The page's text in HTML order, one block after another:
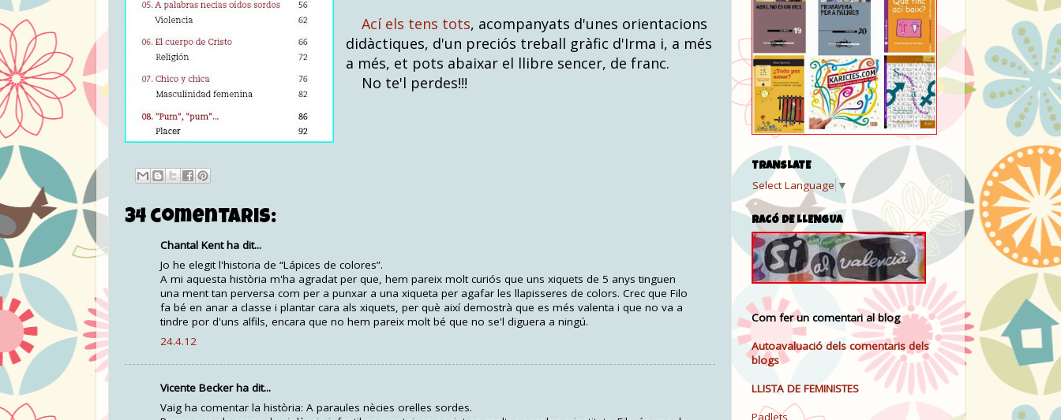
Ací els tens tots, acompanyats d'unes orientacions
didàctiques, d'un preciós treball gràfic d'Irma i, a més
a més, et pots abaixar el llibre sencer, de franc.
No te'l perdes!!!
34 comentaris:
Chantal Kent ha dit...
Jo he elegit l'historia de “Lápices de colores”.
A mi aquesta història m'ha agradat per que, hem pareix molt curiós que uns xiquets de 5 anys tinguen
una ment tan perversa com per a punxar a una xiqueta per agafar les llapisseres de colors. Crec que Filo
fa bé en anar a classe i plantar cara als xiquets, per què així demostrà que es més valenta i que no va a
tindre por d'uns alfils, encara que no hem pareix molt bé que no se'l diguera a ningú.
24.4.12
Vicente Becker ha dit...
Vaig ha comentar la història: A paraules nècies orelles sordes.
TRANSLATE
Select Language ▼
RACÓ DE LLENGUA
Com fer un comentari al blog
Autoavaluació dels comentaris dels
blogs
LLISTA DE FEMINISTES
Padlets